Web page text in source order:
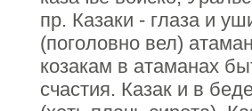
пр. Казаки - глаза и
(поголовно вел)
козакам в атаманах
счастия. Казак и в